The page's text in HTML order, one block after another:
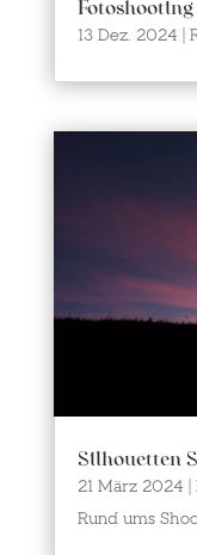
13 Dez. 2024
Silhouetten
21 März 2024
Rund ums